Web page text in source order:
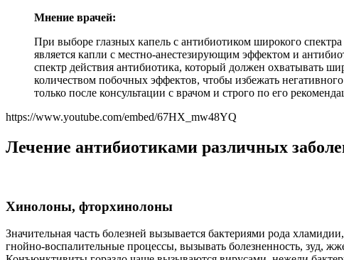
Мнение врачей:
При выборе глазных капель с антибиотиком широкого
является капли с местно-анестезирующим эффектом и
спектр действия антибиотика, который должен охватывать
количеством побочных эффектов, чтобы избежать
только после консультации с врачом и строго по его
https://www.youtube.com/embed/67HX_mw48YQ
Лечение антибиотиками различных
Хинолоны, фторхинолоны
Значительная часть болезней вызывается бактериями рода
гнойно-воспалительные процессы, вызывать болезненность, зуд,